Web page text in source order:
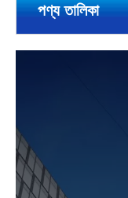
পণ্য তালিকা